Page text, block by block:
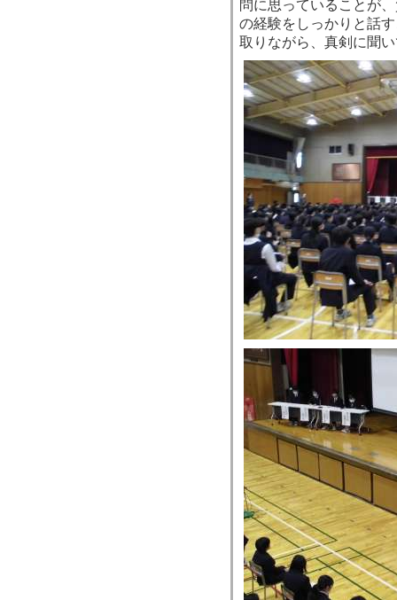
問に思っていることが
の経験をしっかりと話
取りながら、真剣に聞